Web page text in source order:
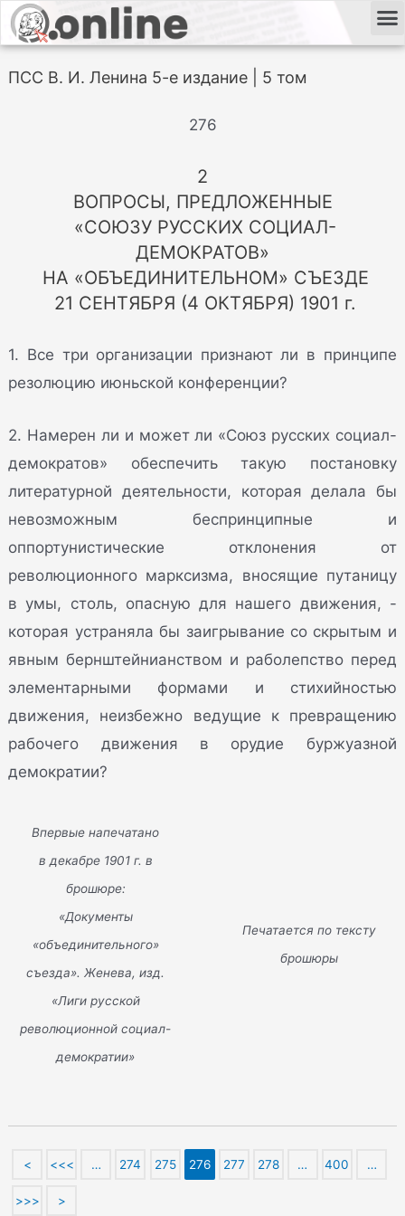
ПСС В. И. Ленина 5-е издание | 5 том
276
2
ВОПРОСЫ, ПРЕДЛОЖЕННЫЕ
«СОЮЗУ РУССКИХ СОЦИАЛ-
ДЕМОКРАТОВ»
НА «ОБЪЕДИНИТЕЛЬНОМ» СЪЕЗДЕ
21 СЕНТЯБРЯ (4 ОКТЯБРЯ) 1901 г.
1. Все три организации признают ли в принципе
резолюцию июньской конференции?
2. Намерен ли и может ли «Союз русских социал-
демократов» обеспечить такую постановку
литературной деятельности, которая делала бы
невозможным беспринципные и
оппортунистические отклонения от
революционного марксизма, вносящие путаницу
в умы, столь, опасную для нашего движения, -
которая устраняла бы заигрывание со скрытым и
явным бернштейнианством и раболепство перед
элементарными формами и стихийностью
движения, неизбежно ведущие к превращению
рабочего движения в орудие буржуазной
демократии?
Впервые напечатано
в декабре 1901 г. в
брошюре:
«Документы
«объединительного»
съезда». Женева, изд.
«Лиги русской
революционной социал-
демократии»
Печатается по тексту
брошюры
< <<< … 274 275 276 277 278 … 400 …
>>> >